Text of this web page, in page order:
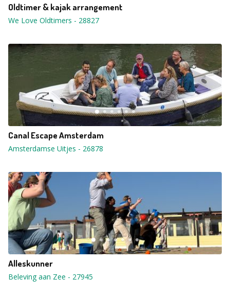
Oldtimer & kajak arrangement
We Love Oldtimers - 28827
Canal Escape Amsterdam
Amsterdamse Uitjes - 26878
Alleskunner
Beleving aan Zee - 27945